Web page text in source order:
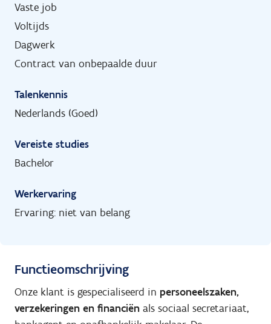
Vaste job
Voltijds
Dagwerk
Contract van onbepaalde duur
Talenkennis
Nederlands (Goed)
Vereiste studies
Bachelor
Werkervaring
Ervaring: niet van belang
Functieomschrijving
Onze klant is gespecialiseerd in personeelszaken,
verzekeringen en financiën als sociaal secretariaat,